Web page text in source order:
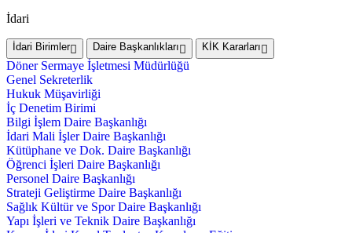
İdari
İdari Birimler Daire Başkanlıkları KİK Kararları
Döner Sermaye İşletmesi Müdürlüğü
Genel Sekreterlik
Hukuk Müşavirliği
İç Denetim Birimi
Bilgi İşlem Daire Başkanlığı
İdari Mali İşler Daire Başkanlığı
Kütüphane ve Dok. Daire Başkanlığı
Öğrenci İşleri Daire Başkanlığı
Personel Daire Başkanlığı
Strateji Geliştirme Daire Başkanlığı
Sağlık Kültür ve Spor Daire Başkanlığı
Yapı İşleri ve Teknik Daire Başkanlığı